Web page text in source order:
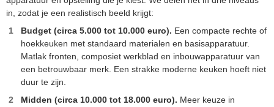
in, zodat je een realistisch beeld krijgt:
Budget (circa 5.000 tot 10.000 euro). Een compacte rechte of
hoekkeuken met standaard materialen en basisapparatuur.
Matlak fronten, composiet werkblad en inbouwapparatuur van
een betrouwbaar merk. Een strakke moderne keuken hoeft niet
duur te zijn.
Midden (circa 10.000 tot 18.000 euro). Meer keuze in